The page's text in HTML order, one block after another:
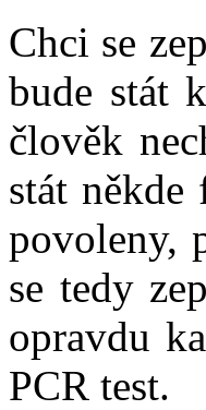
Chci se
bude stát
člověk
stát
povoleny,
se tedy
opravdu
PCR test.